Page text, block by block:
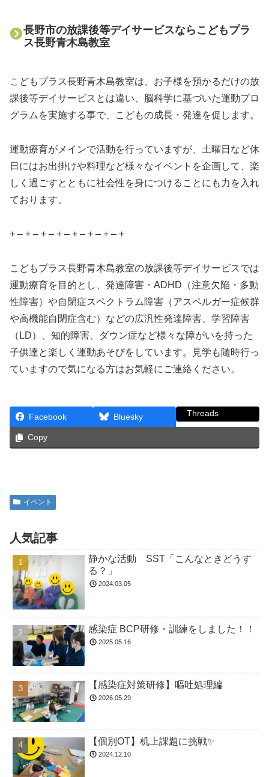
長野市の放課後等デイサービスならこどもプラ
ス長野青木島教室
こどもプラス長野青木島教室は、お子様を預かるだけの放
課後等デイサービスとは違い、脳科学に基づいた運動プロ
グラムを実施する事で、こどもの成長・発達を促します。
運動療育がメインで活動を行っていますが、土曜日など休
日にはお出掛けや料理など様々なイベントを企画して、楽
しく過ごすとともに社会性を身につけることにも力を入れ
ております。
+ – + – + – + – + – + – + – +
こどもプラス長野青木島教室の放課後等デイサービスでは
運動療育を目的とし、発達障害・ADHD（注意欠陥・多動
性障害）や自閉症スペクトラム障害（アスペルガー症候群
や高機能自閉症含む）などの広汎性発達障害、学習障害
（LD）、知的障害、ダウン症など様々な障がいを持った
子供達と楽しく運動あそびをしています。見学も随時行っ
ていますので気になる方はお気軽にご連絡ください。
Facebook Bluesky Threads
Copy
イベント
人気記事
静かな活動 SST「こんなときどうす
る？」
2024.03.05
感染症 BCP研修・訓練をしました！！
2025.05.16
【感染症対策研修】嘔吐処理編
2026.05.29
【個別OT】机上課題に挑戦✨
2024.12.10